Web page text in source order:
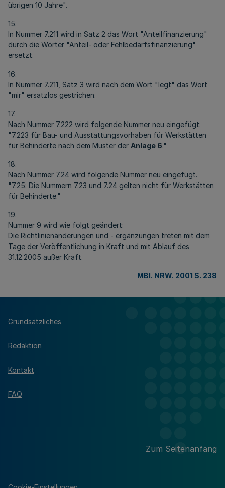
übrigen 10 Jahre".
15.
In Nummer 7.211 wird in Satz 2 das Wort "Anteilfinanzierung"
durch die Wörter "Anteil- oder Fehlbedarfsfinanzierung"
ersetzt.
16.
In Nummer 7.211, Satz 3 wird nach dem Wort "legt" das Wort
"mir" ersatzlos gestrichen.
17.
Nach Nummer 7.222 wird folgende Nummer neu eingefügt:
"7.223 für Bau- und Ausstattungsvorhaben für Werkstätten
für Behinderte nach dem Muster der Anlage 6."
18.
Nach Nummer 7.24 wird folgende Nummer neu eingefügt.
"7.25: Die Nummern 7.23 und 7.24 gelten nicht für Werkstätten
für Behinderte."
19.
Nummer 9 wird wie folgt geändert:
Die Richtlinienänderungen und - ergänzungen treten mit dem
Tage der Veröffentlichung in Kraft und mit Ablauf des
31.12.2005 außer Kraft.
MBl. NRW. 2001 S. 238
Grundsätzliches
Redaktion
Kontakt
FAQ
Zum Seitenanfang